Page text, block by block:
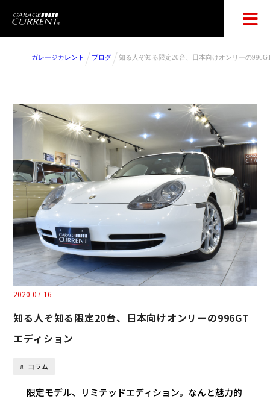
ガレージカレント ブログ 知る人ぞ知る限定20台、日本向けオンリーの
2020-07-16
知る人ぞ知る限定20台、日本向けオンリーの996GT
エディション
コラム
限定モデル、リミテッドエディション。なんと魅力的